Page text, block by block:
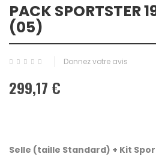
PACK SPORTSTER
(05)
Donnez votre avis
299,17 €
Selle (taille Standard) + Kit